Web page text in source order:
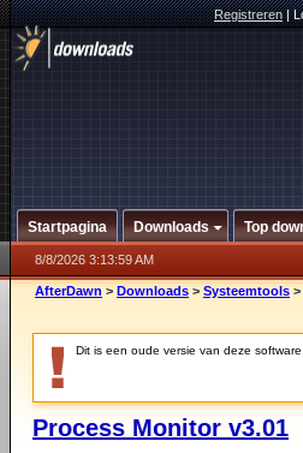
Registreren|
Startpagina Downloads Top
8/8/2026 3:13:59 AM
AfterDawn > Downloads > Systeemtools >
Dit is een oude versie van deze
Process Monitor v3.01